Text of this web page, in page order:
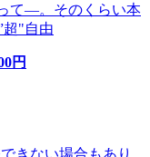
て―。そのくらい本
"自由
円
きない場合もあり